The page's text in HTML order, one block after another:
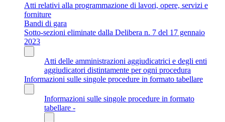
Atti relativi alla programmazione di lavori, opere, servizi e
forniture
Bandi di gara
Sotto-sezioni eliminate dalla Delibera n. 7 del 17 gennaio
2023
Atti delle amministrazioni aggiudicatrici e degli enti
aggiudicatori distintamente per ogni procedura
Informazioni sulle singole procedure in formato tabellare
Informazioni sulle singole procedure in formato
tabellare -